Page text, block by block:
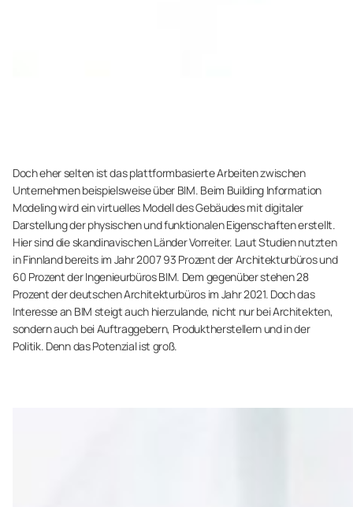
Doch eher selten ist das plattformbasierte Arbeiten zwischen
Unternehmen beispielsweise über BIM. Beim Building Information
Modeling wird ein virtuelles Modell des Gebäudes mit digitaler
Darstellung der physischen und funktionalen Eigenschaften erstellt.
Hier sind die skandinavischen Länder Vorreiter. Laut Studien nutzten
in Finnland bereits im Jahr 2007 93 Prozent der Architekturbüros und
60 Prozent der Ingenieurbüros BIM. Dem gegenüber stehen 28
Prozent der deutschen Architekturbüros im Jahr 2021. Doch das
Interesse an BIM steigt auch hierzulande, nicht nur bei Architekten,
sondern auch bei Auftraggebern, Produktherstellern und in der
Politik. Denn das Potenzial ist groß.